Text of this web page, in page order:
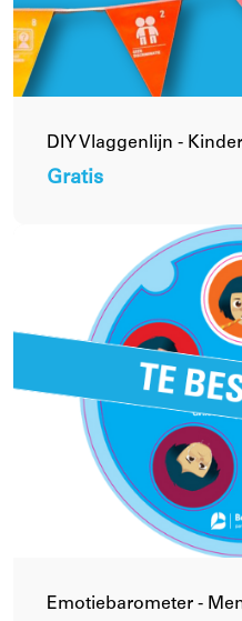
DIY Vlaggenlijn -
Gratis
Emotiebarometer -